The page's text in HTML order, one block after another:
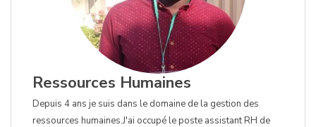
Ressources Humaines
Depuis 4 ans je suis dans le domaine de la gestion des
ressources humaines.J'ai occupé le poste assistant RH de